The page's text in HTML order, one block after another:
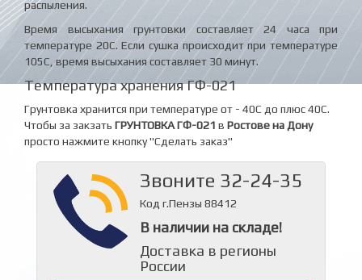
распыления.
Время высыхания грунтовки составляет 24 часа при
температуре 20С. Если сушка происходит при температуре
105С, время высыхания составляет 30 минут.
Температура хранения ГФ-021
Грунтовка хранится при температуре от - 40С до плюс 40С.
Чтобы за закзать ГРУНТОВКА ГФ-021 в Ростове на Дону
просто нажмите кнопку "Сделать заказ"
Звоните 32-24-35
Код г.Пензы 88412
В наличии на складе!
Доставка в регионы
России